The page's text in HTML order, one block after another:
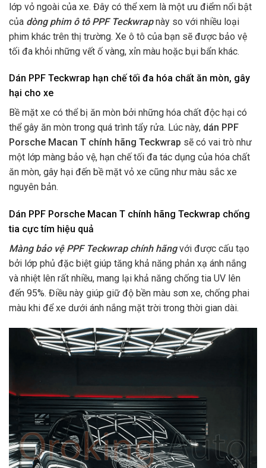
lớp vỏ ngoài của xe. Đây có thể xem là một ưu điểm nổi bật
của dòng phim ô tô PPF Teckwrapnày so với nhiều loại
phim khác trên thị trường. Xe ô tô của bạn sẽ được bảo vệ
tối đa khỏi những vết ố vàng, xỉn màu hoặc bụi bẩn khác.
Dán PPF Teckwrap hạn chế tối đa hóa chất ăn mòn, gây
hại cho xe
Bề mặt xe có thể bị ăn mòn bởi những hóa chất độc hại có
thể gây ăn mòn trong quá trình tẩy rửa. Lúc này, dán PPF
Porsche Macan T chính hãng Teckwrap sẽ có vai trò như
một lớp màng bảo vệ, hạn chế tối đa tác dụng của hóa chất
ăn mòn, gây hại đến bề mặt vỏ xe cũng như màu sắc xe
nguyên bản.
Dán PPF Porsche Macan T chính hãng Teckwrap chống
tia cực tím hiệu quả
Màng bảo vệ PPF Teckwrap chính hãngvới được cấu tạo
bởi lớp phủ đặc biệt giúp tăng khả năng phản xạ ánh nắng
và nhiệt lên rất nhiều, mang lại khả năng chống tia UV lên
đến 95%. Điều này giúp giữ độ bền màu sơn xe, chống phai
màu khi để xe dưới ánh nắng mặt trời trong thời gian dài.